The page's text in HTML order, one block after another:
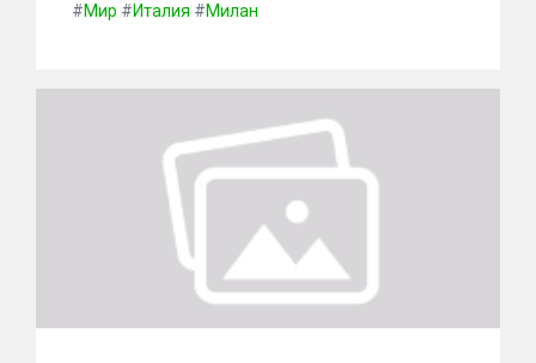
#Мир #Италия #Милан